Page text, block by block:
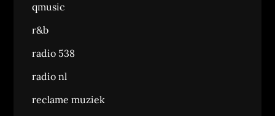
qmusic
r&b
radio 538
radio nl
reclame muziek